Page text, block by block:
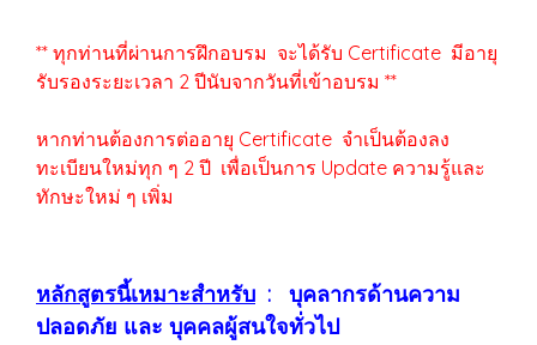
** ทุกท่านที่ผ่านการฝึกอบรม จะได้รับ Certificate มีอายุ
รับรองระยะเวลา 2 ปีนับจากวันที่เข้าอบรม **
หากท่านต้องการต่ออายุ Certificate จำเป็นต้องลง
ทะเบียนใหม่ทุก ๆ 2 ปี เพื่อเป็นการ Update ความรู้และ
ทักษะใหม่ ๆ เพิ่ม
หลักสูตรนี้เหมาะสำหรับ : บุคลากรด้านความ
ปลอดภัย และ บุคคลผู้สนใจทั่วไป